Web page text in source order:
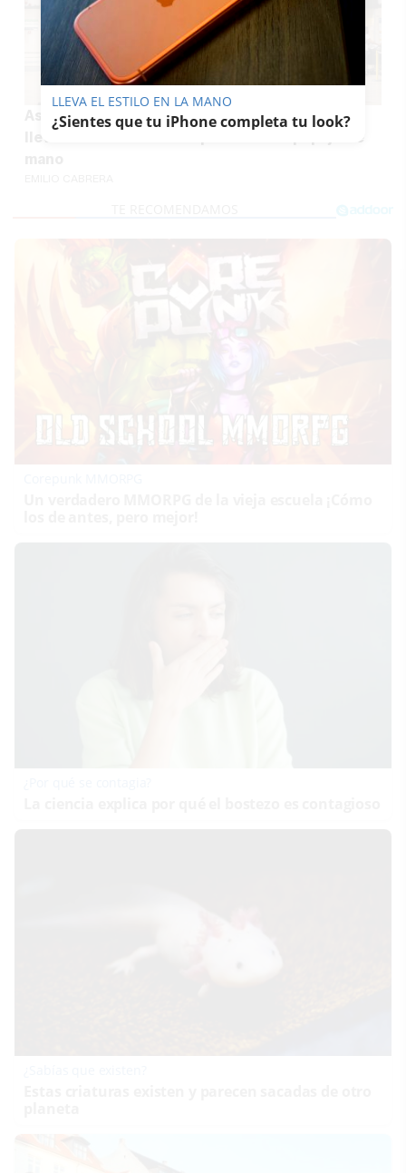
Así cambiará viajar en avión por Europa: fin a
llevarse un susto con el precio del equipaje de
LLEVA EL ESTILO EN LA MANO
¿Sientes que tu iPhone completa tu look?